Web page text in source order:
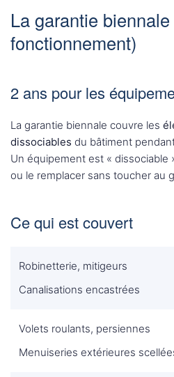
La garantie
fonctionnement)
2 ans pour les
La garantie biennale couvre les
dissociables du bâtiment
Un équipement est « dissociable
ou le remplacer sans toucher au
Ce qui est couvert
Robinetterie, mitigeurs
Canalisations encastrées
Volets roulants, persiennes
Menuiseries extérieures